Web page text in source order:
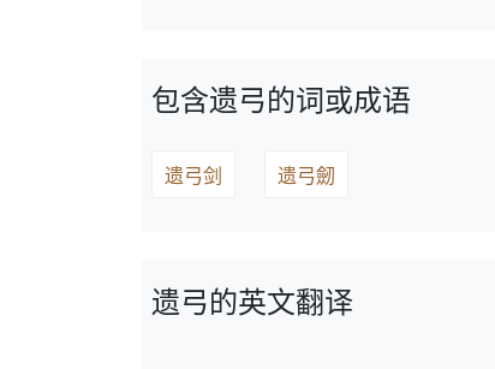
包含遗弓的词或成语
遗弓剑 遗弓劒
遗弓的英文翻译